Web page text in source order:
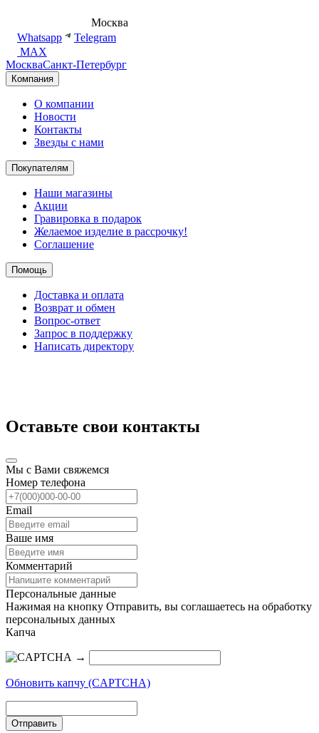
Москва
Whatsapp
Telegram
MAX
МоскваСанкт-Петербург
Компания
О компании
Новости
Контакты
Звезды с нами
Покупателям
Наши магазины
Акции
Гравировка в подарок
Желаемое изделие в рассрочку!
Соглашение
Помощь
Доставка и оплата
Возврат и обмен
Вопрос-ответ
Запрос в поддержку
Написать директору
Оставьте свои контакты
Мы с Вами свяжемся
Номер телефона
Email
Ваше имя
Комментарий
Персональные данные
Нажимая на кнопку Отправить, вы соглашаетесь на обработку
персональных данных
Капча
→
Обновить капчу (CAPTCHA)
Отправить